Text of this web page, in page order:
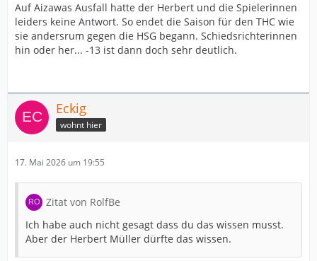
Auf Aizawas Ausfall hatte der Herbert und die Spielerinnen
leiders keine Antwort. So endet die Saison für den THC wie
sie andersrum gegen die HSG begann. Schiedsrichterinnen
hin oder her... -13 ist dann doch sehr deutlich.
Eckig
wohnt hier
17. Mai 2026 um 19:55
Zitat von RolfBe
Ich habe auch nicht gesagt dass du das wissen musst.
Aber der Herbert Müller dürfte das wissen.